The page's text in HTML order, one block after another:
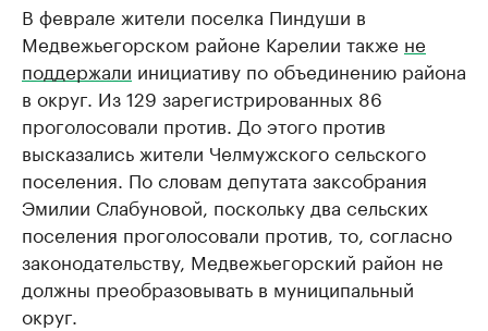
В феврале жители поселка Пиндуши в
Медвежьегорском районе Карелии также не
поддержали инициативу по объединению района
в округ. Из 129 зарегистрированных 86
проголосовали против. До этого против
высказались жители Челмужского сельского
поселения. По словам депутата заксобрания
Эмилии Слабуновой, поскольку два сельских
поселения проголосовали против, то, согласно
законодательству, Медвежьегорский район не
должны преобразовывать в муниципальный
округ.